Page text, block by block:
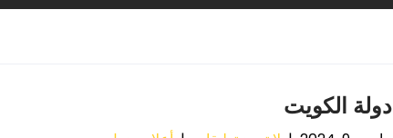
دولة الكويت